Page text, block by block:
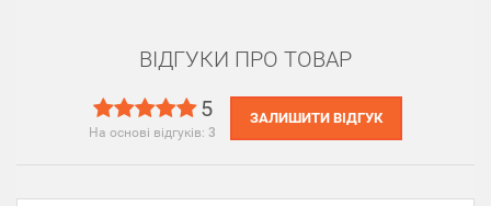
ВІДГУКИ ПРО ТОВАР
5
На основі відгуків: 3
ЗАЛИШИТИ ВІДГУК